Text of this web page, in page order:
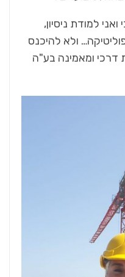
למודת ניסיון,
ולא להיכנס
דרכי ומאמינה בע"ה